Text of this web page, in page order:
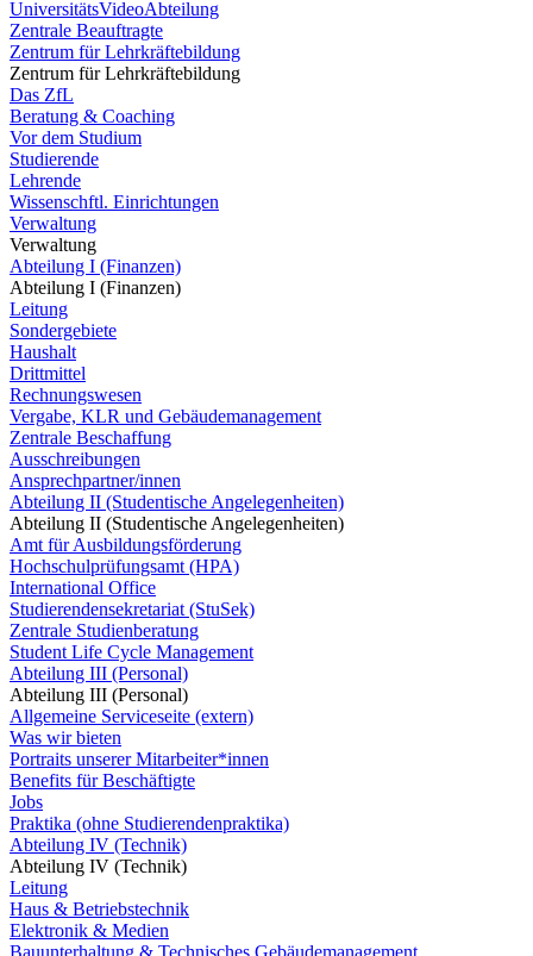
UniversitätsVideoAbteilung
Zentrale Beauftragte
Zentrum für Lehrkräftebildung
Zentrum für Lehrkräftebildung
Das ZfL
Beratung & Coaching
Vor dem Studium
Studierende
Lehrende
Wissenschftl. Einrichtungen
Verwaltung
Verwaltung
Abteilung I (Finanzen)
Abteilung I (Finanzen)
Leitung
Sondergebiete
Haushalt
Drittmittel
Rechnungswesen
Vergabe, KLR und Gebäudemanagement
Zentrale Beschaffung
Ausschreibungen
Ansprechpartner/innen
Abteilung II (Studentische Angelegenheiten)
Abteilung II (Studentische Angelegenheiten)
Amt für Ausbildungsförderung
Hochschulprüfungsamt (HPA)
International Office
Studierendensekretariat (StuSek)
Zentrale Studienberatung
Student Life Cycle Management
Abteilung III (Personal)
Abteilung III (Personal)
Allgemeine Serviceseite (extern)
Was wir bieten
Portraits unserer Mitarbeiter*innen
Benefits für Beschäftigte
Jobs
Praktika (ohne Studierendenpraktika)
Abteilung IV (Technik)
Abteilung IV (Technik)
Leitung
Haus & Betriebstechnik
Elektronik & Medien
Bauunterhaltung & Technisches Gebäudemanagement